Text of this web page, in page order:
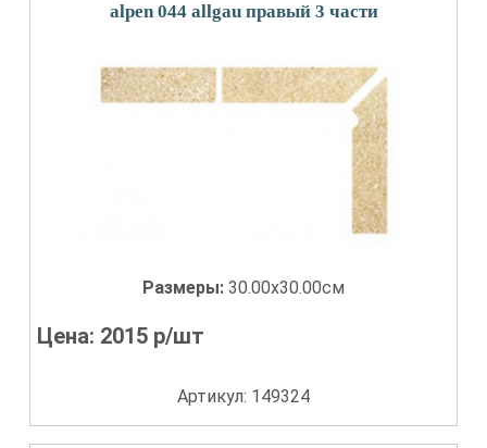
alpen 044 allgau правый 3 части
Размеры: 30.00x30.00см
Цена: 2015 р/шт
Артикул: 149324